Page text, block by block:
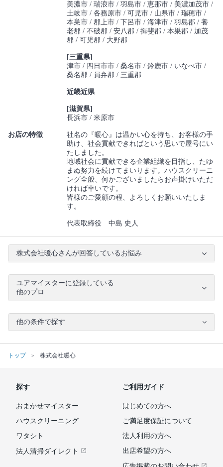
美濃市 瑞浪市 羽島市 恵那市 美濃加茂市
土岐市 各務原市 可児市 山県市 瑞穂市
本巣市 郡上市 下呂市 海津市 羽島郡 養
老郡 不破郡 安八郡 揖斐郡 本巣郡 加茂
郡 可児郡 大野郡
[三重県]
津市
四日市市 桑名市 鈴鹿市 いなべ市
桑名郡
員弁郡 三重郡
近畿近県
[滋賀県]
長浜市 米原市
お店の特徴
社名の『暖心』は温かい心を持ち、お客様の手
助け、社会貢献できればという思いで屋号にい
たしました。
地域社会に貢献できる企業組織を目指し、たゆ
まぬ努力を続けてまいります。ハウスクリーニ
ング全般、何かございましたらお声掛けいただ
ければ幸いです。
皆様のご愛顧の程、よろしくお願いいたしま
す。
代表取締役 中島 史人
株式会社暖心さんが回答しているお悩み
ユアマイスターに登録している
他のプロ
他の条件で探す
トップ 株式会社暖心
探す
おまかせマイスター
ハウスクリーニング
ワタシト
法人清掃ダイレクト
ご利用ガイド
はじめての方へ
ご満足度保証について
法人利用の方へ
出店希望の方へ